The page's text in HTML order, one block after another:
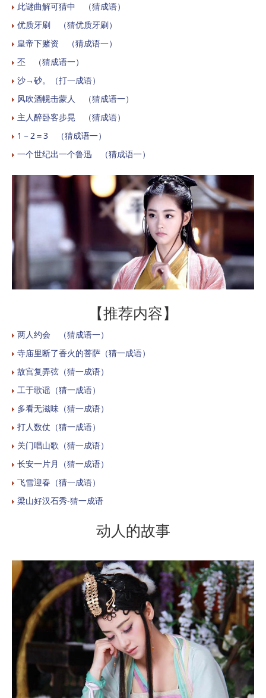
此谜曲解可猜中 （猜成语）
优质牙刷 （猜优质牙刷）
皇帝下赌资 （猜成语一）
丕 （猜成语一）
沙→砂。（打一成语）
风吹酒幌击蒙人 （猜成语一）
主人醉卧客步晃 （猜成语）
1－2＝3 （猜成语一）
一个世纪出一个鲁迅 （猜成语一）
【推荐内容】
两人约会 （猜成语一）
寺庙里断了香火的菩萨（猜一成语）
故宫复弄弦（猜一成语）
工于歌谣（猜一成语）
多看无滋味（猜一成语）
打人数仗（猜一成语）
关门唱山歌（猜一成语）
长安一片月（猜一成语）
飞雪迎春（猜一成语）
梁山好汉石秀-猜一成语
动人的故事